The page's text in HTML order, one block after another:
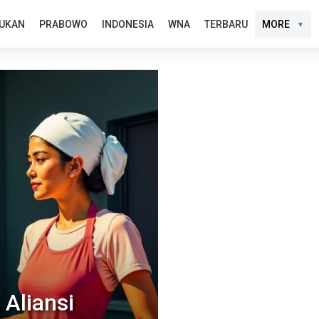
PRABOWO INDONESIA WNA TERBARU MORE
Aliansi